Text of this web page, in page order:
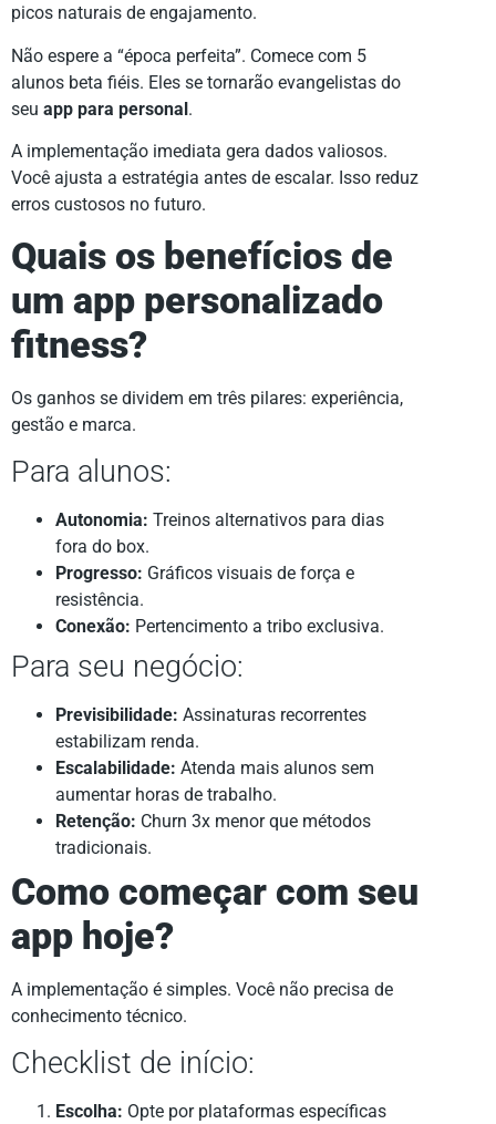
picos naturais de engajamento.
Não espere a “época perfeita”. Comece com 5
alunos beta fiéis. Eles se tornarão evangelistas do
seu app para personal.
A implementação imediata gera dados valiosos.
Você ajusta a estratégia antes de escalar. Isso reduz
erros custosos no futuro.
Quais os benefícios de
um app personalizado
fitness?
Os ganhos se dividem em três pilares: experiência,
gestão e marca.
Para alunos:
Autonomia: Treinos alternativos para dias
fora do box.
Progresso: Gráficos visuais de força e
resistência.
Conexão: Pertencimento a tribo exclusiva.
Para seu negócio:
Previsibilidade: Assinaturas recorrentes
estabilizam renda.
Escalabilidade: Atenda mais alunos sem
aumentar horas de trabalho.
Retenção: Churn 3x menor que métodos
tradicionais.
Como começar com seu
app hoje?
A implementação é simples. Você não precisa de
conhecimento técnico.
Checklist de início:
Escolha: Opte por plataformas específicas